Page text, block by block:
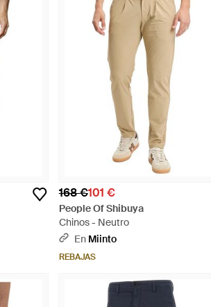
168 €101 €
People Of Shibuya
Chinos - Neutro
En Miinto
REBAJAS